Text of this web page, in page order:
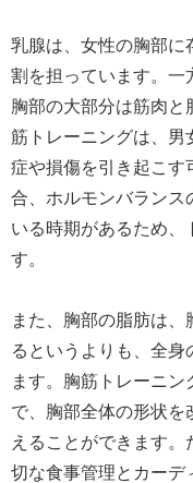
乳腺は、女性の胸部に
割を担っています。一
胸部の大部分は筋肉
筋トレーニングは、男
症や損傷を引き起こす
合、ホルモンバランス
いる時期があるため、
す。
また、胸部の脂肪は
るというよりも、全
ます。胸筋トレーニ
で、胸部全体の形状
えることができます
切な食事管理とカーデ